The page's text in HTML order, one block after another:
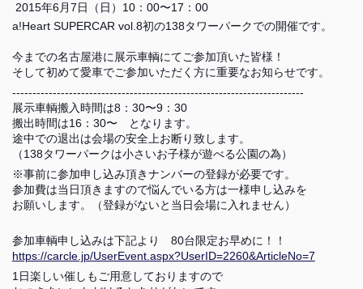
2015年6月7日（日）10：00〜17：00
a!Heart SUPERCAR vol.8初の138タワーパークでの開催です。
今までの名古屋港に展示車輌にてご参加頂いた皆様！
そして初めて愛車でご参加いただく方に重要なお知らせです。
------------------------------------------------------------------------
展示車輌搬入時間は8：30〜9：30
搬出時間は16：30〜 となります。
途中での退出は会場の安全上お断り致します。
（138タワーパークは小さいお子様が遊べる公園の為）
※事前に参加申し込み頂きナンバーの登録が必要です。
参加費は当日頂きますので悩んでいる方は一様申し込みを
お願いします。（登録がないと当日会場に入れません）
参加車輌申し込みは下記より 80台限定お早めに！！
https://carcle.jp/UserEvent.aspx?UserID=2260&ArticleNo=7
1日楽しい催しもご用意しておりますので